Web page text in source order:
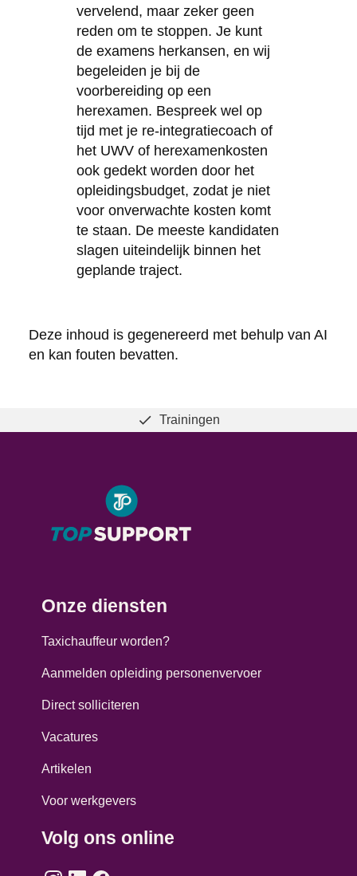
vervelend, maar zeker geen
reden om te stoppen. Je kunt
de examens herkansen, en wij
begeleiden je bij de
voorbereiding op een
herexamen. Bespreek wel op
tijd met je re-integratiecoach of
het UWV of herexamenkosten
ook gedekt worden door het
opleidingsbudget, zodat je niet
voor onverwachte kosten komt
te staan. De meeste kandidaten
slagen uiteindelijk binnen het
geplande traject.
Deze inhoud is gegenereerd met behulp van AI
en kan fouten bevatten.
Trainingen
Onze diensten
Taxichauffeur worden?
Aanmelden opleiding personenvervoer
Direct solliciteren
Vacatures
Artikelen
Voor werkgevers
Volg ons online